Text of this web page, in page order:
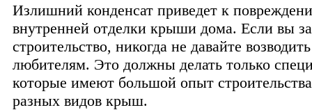
Излишний конденсат приведет к
внутренней отделки крыши дома. Если вы
строительство, никогда не давайте
любителям. Это должны делать только
которые имеют большой опыт
разных видов крыш.